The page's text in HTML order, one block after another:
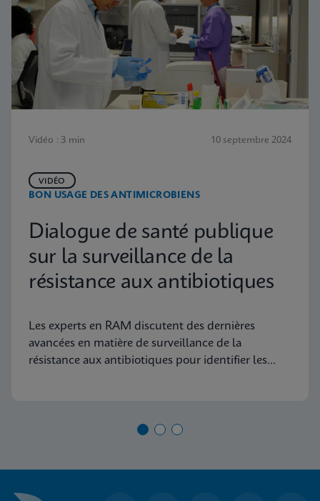
Vidéo : 3 min 10 septembre 2024
BON USAGE DES ANTIMICROBIENS
VIDÉO
Dialogue de santé publique
sur la surveillance de la
résistance aux antibiotiques
Les experts en RAM discutent des dernières
avancées en matière de surveillance de la
résistance aux antibiotiques pour identifier les